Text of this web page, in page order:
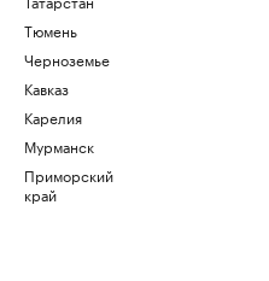
Тюмень
Черноземье
Кавказ
Карелия
Мурманск
Приморский
край